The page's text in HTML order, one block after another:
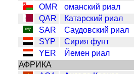
OMR
оманский риал
QAR
Катарский риал
SAR
Саудовский риал
SYP
Сирия фунт
YER
Йемен риал
АФРИКА